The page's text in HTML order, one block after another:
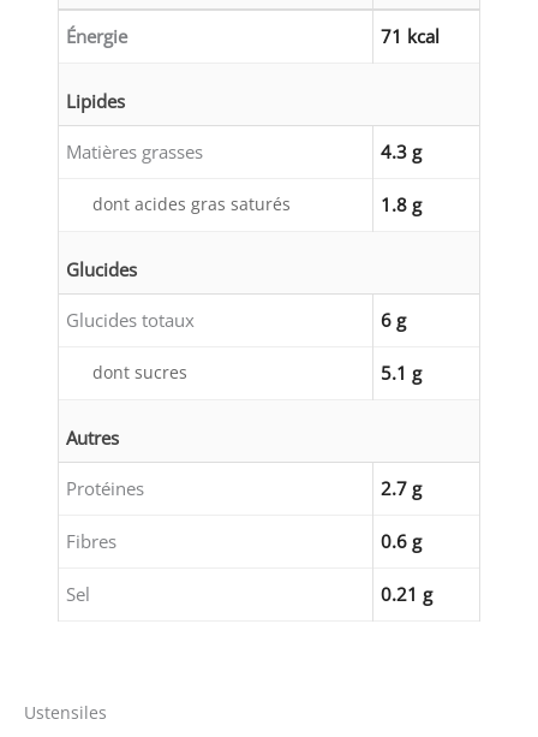
Énergie 71 kcal
Lipides
Matières grasses 4.3 g
dont acides gras saturés 1.8 g
Glucides
Glucides totaux 6 g
dont sucres 5.1 g
Autres
Protéines 2.7 g
Fibres 0.6 g
Sel 0.21 g
Ustensiles